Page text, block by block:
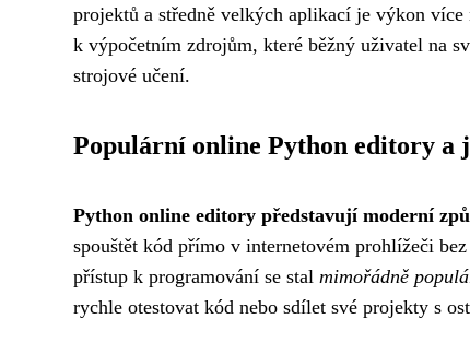
projektů a středně velkých aplikací je výkon
k výpočetním zdrojům, které běžný uživatel na
strojové učení.
Populární online Python editory a
Python online editory představují moderní
spouštět kód přímo v internetovém prohlížeči
přístup k programování se stal mimořádně
rychle otestovat kód nebo sdílet své projekty s